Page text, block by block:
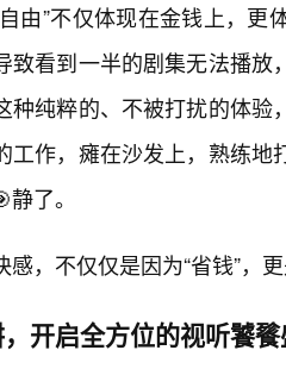
由”不仅体现在金钱上，
致看到一半的剧集无法播
种纯粹的、不被打扰的体
工作，瘫在沙发上，熟练
了。
感，不仅仅是因为“省钱”，
开启全方位的视听饕